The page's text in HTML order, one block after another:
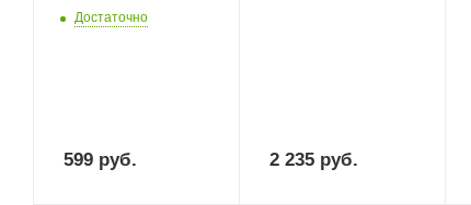
Достаточно
599 руб. 2 235руб.